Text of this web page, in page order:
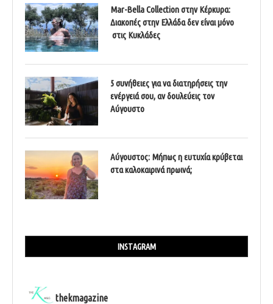
Mar-Bella Collection στην Κέρκυρα:
Διακοπές στην Ελλάδα δεν είναι μόνο
στις Κυκλάδες
5 συνήθειες για να διατηρήσεις την
ενέργειά σου, αν δουλεύεις τον
Αύγουστο
Αύγουστος: Μήπως η ευτυχία κρύβεται
στα καλοκαιρινά πρωινά;
INSTAGRAM
thekmagazine